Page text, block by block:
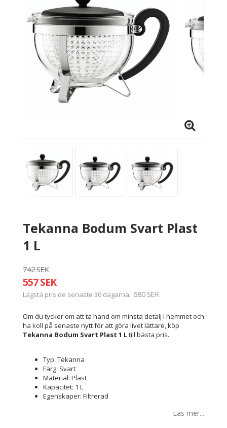
Tekanna Bodum Svart Plast
1 L
742 SEK
557 SEK
Lägsta pris de senaste 30 dagarna 680 SEK
Om du tycker om att ta hand om minsta detalj i hemmet och
ha koll på senaste nytt för att göra livet lättare, köp
Tekanna Bodum Svart Plast 1 Ltill bästa pris.
Typ: Tekanna
Färg: Svart
Material: Plast
Kapacitet: 1 L
Egenskaper: Filtrerad
Läs mer...